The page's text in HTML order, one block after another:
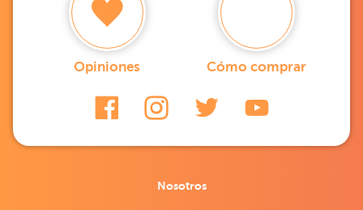
Opiniones Cómo comprar
Nosotros